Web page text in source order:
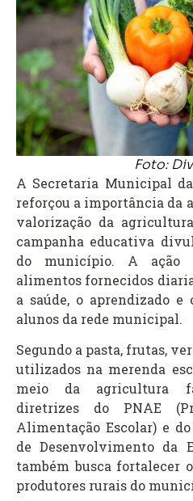
Foto:
A Secretaria Municipal
reforçou a importância da
valorização da
campanha educativa
do município. A ação
alimentos fornecidos
a saúde, o aprendizado
alunos da rede municipal.
Segundo a pasta, frutas,
utilizados na merenda
meio da agricultura
diretrizes do PNAE
Alimentação Escolar) e do
de Desenvolvimento da
também busca fortalecer
produtores rurais do